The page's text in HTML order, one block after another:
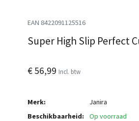
EAN 8422091125516
Super High Slip Perfect
€ 56,99 Incl. btw
Merk:
Janira
Beschikbaarheid:
Op voorraad